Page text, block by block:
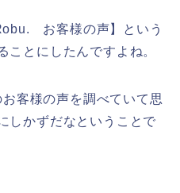
お客様の声】という
ことにしたんですよね。
客様の声を調べていて思
しかずだなということで